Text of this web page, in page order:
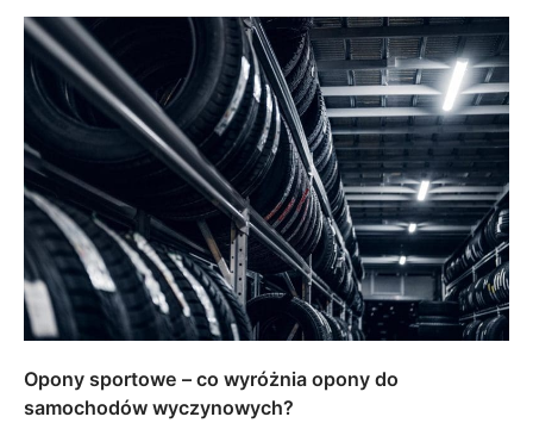
Opony sportowe – co wyróżnia opony do
samochodów wyczynowych?